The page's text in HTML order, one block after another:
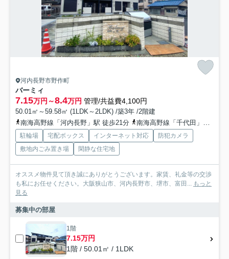
河内長野市野作町
バーミィ
7.15万円～8.4万円 管理/共益費4,100円
50.01㎡～59.58㎡ (1LDK～2LDK) /築3年 /2階建
南海高野線「河内長野」駅 徒歩21分
南海高野線「千代田」駅 徒歩34分
駐輪場 宅配ボックス インターネット対応
防犯カメラ
敷地内ごみ置き場
閑静な住宅地
オススメ物件見て頂き誠にありがとうございます。家賃、礼金等の交渉
も私にお任せください。大阪狭山市、河内長野市、堺市、富田...
もっと
見る
募集中の部屋
1階
7.15万円
1階 / 50.01㎡ / 1LDK